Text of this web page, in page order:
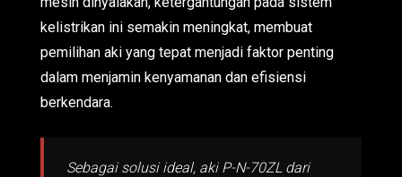
kelistrikan ini semakin meningkat, membuat
pemilihan aki yang tepat menjadi faktor penting
dalam menjamin kenyamanan dan efisiensi
berkendara.
Sebagai solusi ideal, aki P-N-70ZL dari